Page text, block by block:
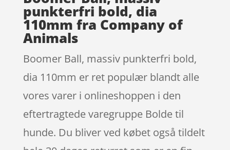
punkterfri bold, dia
110mm fra Company of
Animals
Boomer Ball, massiv punkterfri bold,
dia 110mm er ret populær blandt alle
vores varer i onlineshoppen i den
eftertragtede varegruppe Bolde til
hunde. Du bliver ved købet også tildelt